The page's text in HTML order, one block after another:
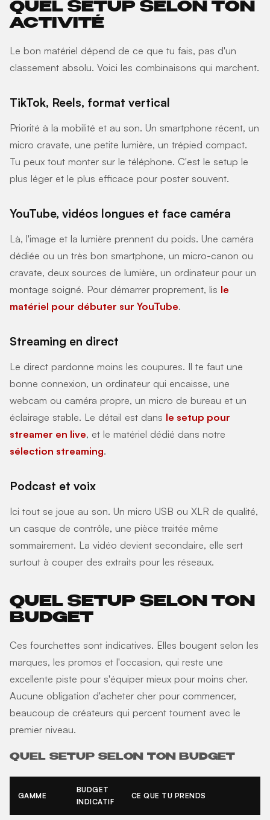
QUEL SETUP SELON TON
ACTIVITÉ
Le bon matériel dépend de ce que tu fais, pas d'un
classement absolu. Voici les combinaisons qui marchent.
TikTok, Reels, format vertical
Priorité à la mobilité et au son. Un smartphone récent, un
micro cravate, une petite lumière, un trépied compact.
Tu peux tout monter sur le téléphone. C'est le setup le
plus léger et le plus efficace pour poster souvent.
YouTube, vidéos longues et face caméra
Là, l'image et la lumière prennent du poids. Une caméra
dédiée ou un très bon smartphone, un micro-canon ou
cravate, deux sources de lumière, un ordinateur pour un
montage soigné. Pour démarrer proprement, lis le
matériel pour débuter sur YouTube.
Streaming en direct
Le direct pardonne moins les coupures. Il te faut une
bonne connexion, un ordinateur qui encaisse, une
webcam ou caméra propre, un micro de bureau et un
éclairage stable. Le détail est dans le setup pour
streamer en live, et le matériel dédié dans notre
sélection streaming.
Podcast et voix
Ici tout se joue au son. Un micro USB ou XLR de qualité,
un casque de contrôle, une pièce traitée même
sommairement. La vidéo devient secondaire, elle sert
surtout à couper des extraits pour les réseaux.
QUEL SETUP SELON TON
BUDGET
Ces fourchettes sont indicatives. Elles bougent selon les
marques, les promos et l'occasion, qui reste une
excellente piste pour s'équiper mieux pour moins cher.
Aucune obligation d'acheter cher pour commencer,
beaucoup de créateurs qui percent tournent avec le
premier niveau.
QUEL SETUP SELON TON BUDGET
GAMME
BUDGET
INDICATIF
CE QUE TU PRENDS